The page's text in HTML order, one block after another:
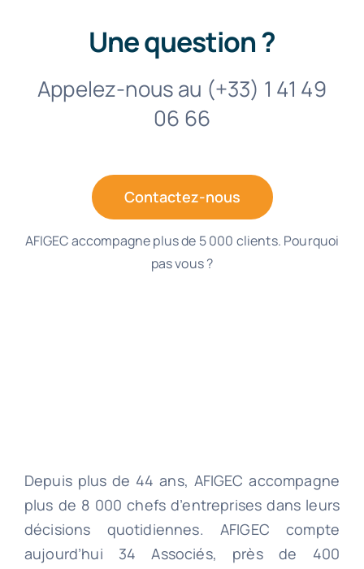
Une question ?
Appelez-nous au (+33) 1 41 49
06 66
Contactez-nous
AFIGEC accompagne plus de 5 000 clients. Pourquoi
pas vous ?
Depuis plus de 44 ans, AFIGEC accompagne
plus de 8 000 chefs d’entreprises dans leurs
décisions quotidiennes. AFIGEC compte
aujourd’hui 34 Associés, près de 400